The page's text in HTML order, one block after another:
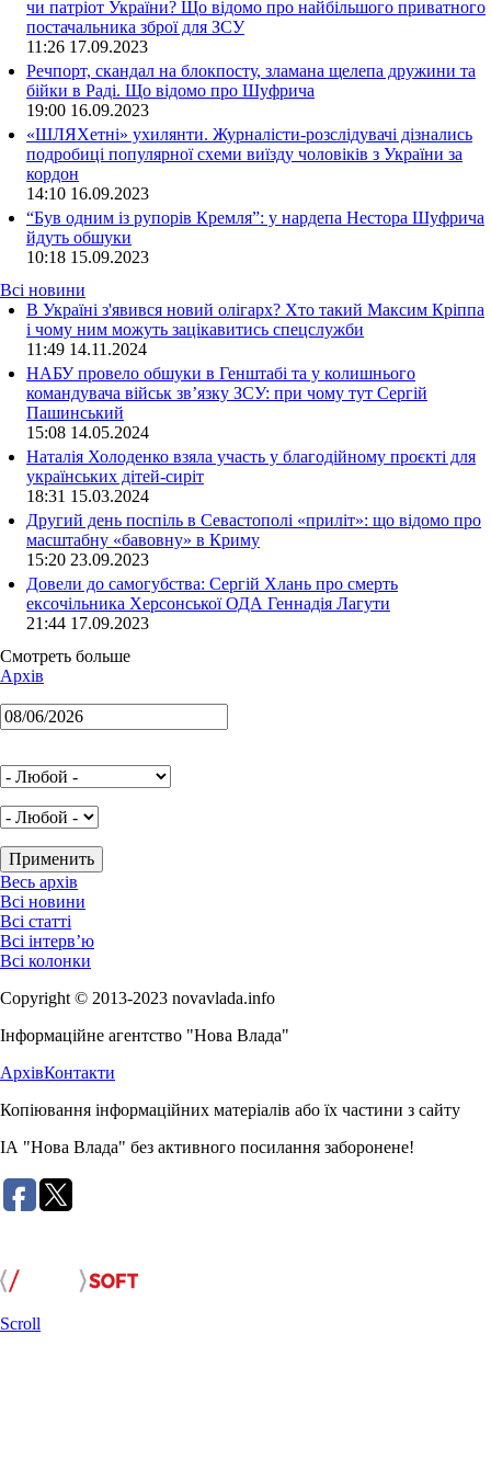
чи патріот України? Що відомо про найбільшого приватного
постачальника зброї для ЗСУ
11:26 17.09.2023
Речпорт, скандал на блокпосту, зламана щелепа дружини та
бійки в Раді. Що відомо про Шуфрича
19:00 16.09.2023
«ШЛЯХетні» ухилянти. Журналісти-розслідувачі дізнались
подробиці популярної схеми виїзду чоловіків з України за
кордон
14:10 16.09.2023
“Був одним із рупорів Кремля”: у нардепа Нестора Шуфрича
йдуть обшуки
10:18 15.09.2023
Всі новини
В Україні з'явився новий олігарх? Хто такий Максим Кріппа
і чому ним можуть зацікавитись спецслужби
11:49 14.11.2024
НАБУ провело обшуки в Генштабі та у колишнього
командувача військ зв’язку ЗСУ: при чому тут Сергій
Пашинський
15:08 14.05.2024
Наталія Холоденко взяла участь у благодійному проєкті для
українських дітей-сиріт
18:31 15.03.2024
Другий день поспіль в Севастополі «приліт»: що відомо про
масштабну «бавовну» в Криму
15:20 23.09.2023
Довели до самогубства: Сергій Хлань про смерть
ексочільника Херсонської ОДА Геннадія Лагути
21:44 17.09.2023
Смотреть больше
Архів
Весь архів
Всі новини
Всі статті
Всі інтерв’ю
Всі колонки
Copyright © 2013-2023 novavlada.info
Інформаційне агентство "Нова Влада"
АрхівКонтакти
Копіювання інформаційних матеріалів або їх частини з сайту
ІА "Нова Влада" без активного посилання заборонене!
Scroll